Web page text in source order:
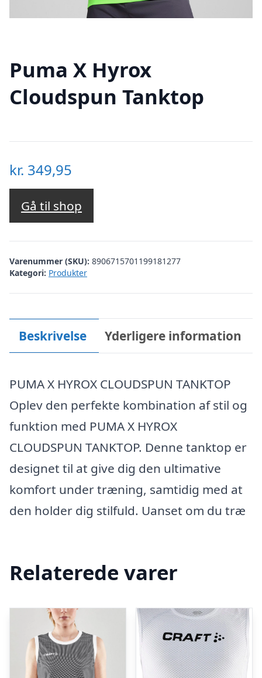
Puma X Hyrox
Cloudspun Tanktop
kr. 349,95
Gå til shop
Varenummer (SKU): 8906715701199181277
Kategori: Produkter
Beskrivelse Yderligere information
PUMA X HYROX CLOUDSPUN TANKTOP
Oplev den perfekte kombination af stil og
funktion med PUMA X HYROX
CLOUDSPUN TANKTOP. Denne tanktop er
designet til at give dig den ultimative
komfort under træning, samtidig med at
den holder dig stilfuld. Uanset om du træ
Relaterede varer